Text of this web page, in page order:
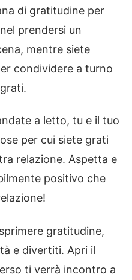
di gratitudine per
prendersi un
mentre siete
condividere a turno
a letto, tu e il tuo
per cui siete grati
relazione. Aspetta e
positivo che
gratitudine,
e divertiti. Apri il
ti verrà incontro a